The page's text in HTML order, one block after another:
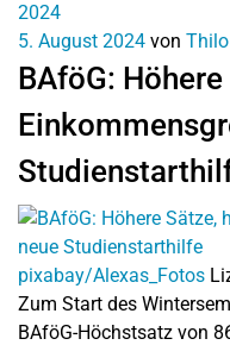
2024
5. August 2024 von
BAföG:
pixabay/Alexas_Fotos
Zum Start des
BAföG-Höchstsatz von